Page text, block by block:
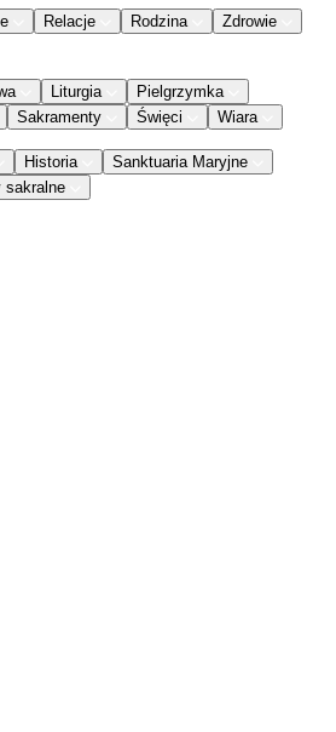
Relacje Rodzina
Zdrowie
Liturgia
Pielgrzymka
Sakramenty Święci Wiara
Historia
Sanktuaria Maryjne
sakralne